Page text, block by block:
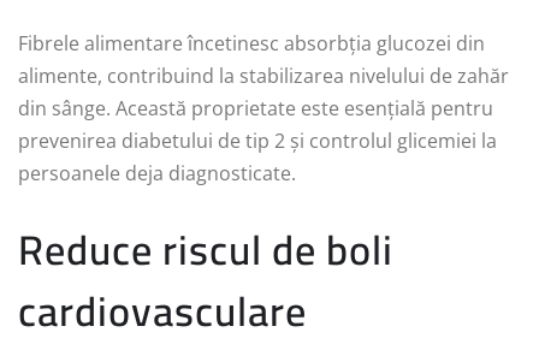
Fibrele alimentare încetinesc absorbția glucozei din
alimente, contribuind la stabilizarea nivelului de zahăr
din sânge. Această proprietate este esențială pentru
prevenirea diabetului de tip 2 și controlul glicemiei la
persoanele deja diagnosticate.
Reduce riscul de boli
cardiovasculare